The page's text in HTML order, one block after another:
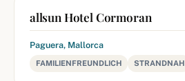
allsun Hotel Cormoran
Paguera, Mallorca
FAMILIENFREUNDLICH STRANDNAH